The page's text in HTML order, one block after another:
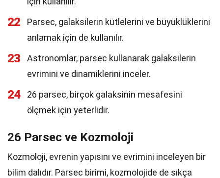
22
Parsec, galaksilerin kütlelerini ve büyüklüklerini
anlamak için de kullanılır.
23
Astronomlar, parsec kullanarak galaksilerin
evrimini ve dinamiklerini inceler.
24
26 parsec, birçok galaksinin mesafesini
ölçmek için yeterlidir.
26 Parsec ve Kozmoloji
Kozmoloji, evrenin yapısını ve evrimini inceleyen bir
bilim dalıdır. Parsec birimi, kozmolojide de sıkça